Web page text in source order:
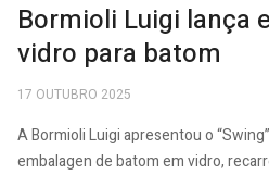
Bormioli Luigi lança
vidro para batom
17 OUTUBRO 2025
A Bormioli Luigi apresentou o
embalagen de batom em vidro,